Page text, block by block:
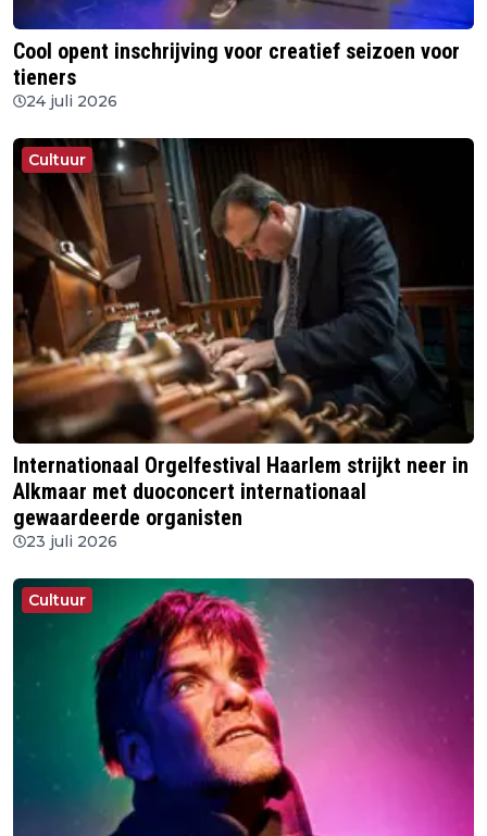
Cool opent inschrijving voor creatief seizoen voor
tieners
24 juli 2026
Cultuur
Internationaal Orgelfestival Haarlem strijkt neer in
Alkmaar met duoconcert internationaal
gewaardeerde organisten
23 juli 2026
Cultuur